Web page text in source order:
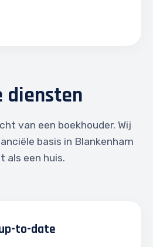
diensten
van een boekhouder. Wij
basis in Blankenham
als een huis.
to-date